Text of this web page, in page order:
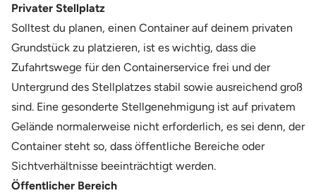
Privater Stellplatz
Solltest du planen, einen Container auf deinem privaten
Grundstück zu platzieren, ist es wichtig, dass die
Zufahrtswege für den Containerservice frei und der
Untergrund des Stellplatzes stabil sowie ausreichend groß
sind. Eine gesonderte Stellgenehmigung ist auf privatem
Gelände normalerweise nicht erforderlich, es sei denn, der
Container steht so, dass öffentliche Bereiche oder
Sichtverhältnisse beeinträchtigt werden.
Öffentlicher Bereich